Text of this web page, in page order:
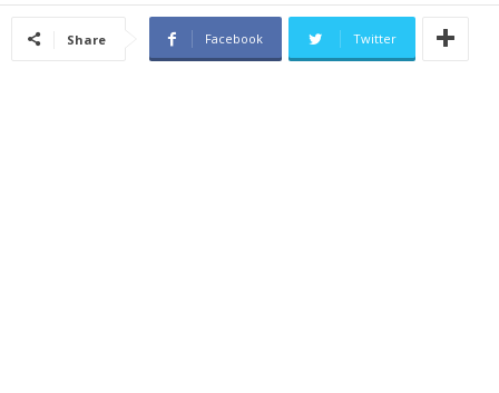
Share Facebook Twitter